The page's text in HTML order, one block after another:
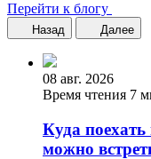
Перейти к блогу
Назад Далее
08 авг. 2026
Время чтения 7
Куда
можно